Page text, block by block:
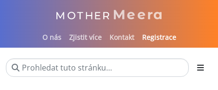
O nás Zjistit více Kontakt Registrace